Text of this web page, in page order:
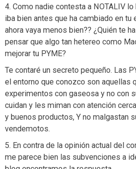
4. Como nadie contesta a NOTALIV lo
iba bien antes que ha cambiado en tu
ahora vaya menos bien?? ¿Quién te
pensar que algo tan hetereo como
mejorar tu PYME?
Te contaré un secreto pequeño. Las
el entorno que conozco son aquellas
experimentos con gaseosa y no con
cuidan y les miman con atención
y buenos productos, Y no malgastan
vendemotos.
5. En contra de la opinión actual del
me parece bien las subvenciones a